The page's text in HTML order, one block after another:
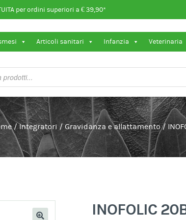
per ordini superiori a € 39,90*
Articoli sanitari Infanzia Veterinaria
/Integratori /Gravidanza e allattamento /
INOFOLIC